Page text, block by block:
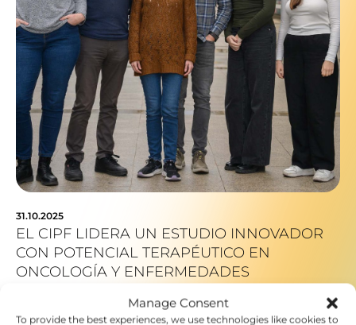
Manage Consent
To provide the best experiences, we use technologies like cookies to
31.10.2025
EL CIPF LIDERA UN ESTUDIO INNOVADOR
CON POTENCIAL TERAPÉUTICO EN
ONCOLOGÍA Y ENFERMEDADES